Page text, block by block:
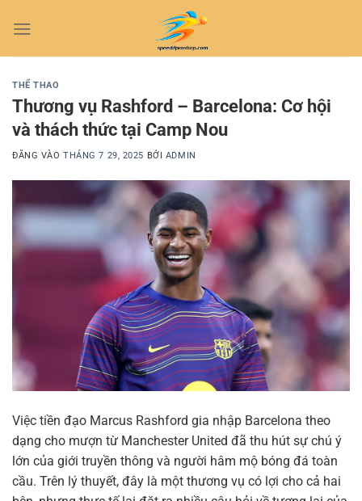
qua
THỂ THAO
Thương vụ Rashford – Barcelona: Cơ hội
và thách thức tại Camp Nou
ĐĂNG VÀOTHÁNG 7 29, 2025 BỞI ADMIN
Việc tiền đạo Marcus Rashford gia nhập Barcelona theo
dạng cho mượn từ Manchester United đã thu hút sự chú ý
lớn của giới truyền thông và người hâm mộ bóng đá toàn
cầu. Trên lý thuyết, đây là một thương vụ có lợi cho cả hai